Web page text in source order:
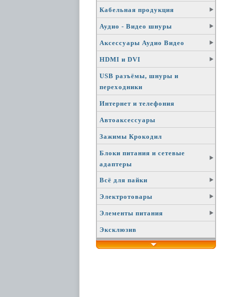
Кабельная продукция
Аудио - Видео шнуры
Аксессуары Аудио Видео
HDMI и DVI
USB разъёмы, шнуры и
переходники
Интернет и телефония
Автоаксессуары
Зажимы Крокодил
Блоки питания и сетевые
адаптеры
Всё для пайки
Электротовары
Элементы питания
Эксклюзив